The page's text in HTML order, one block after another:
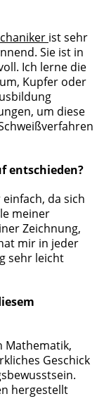
ist sehr
Sie ist in
Ich lerne die
Kupfer oder
um diese
entschieden?
da sich
meiner
Zeichnung,
mir in jeder
sehr leicht
Mathematik,
Geschick
hergestellt